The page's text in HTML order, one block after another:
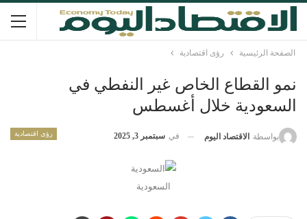
الصفحة الرئيسية رؤى اقتصادية
نمو القطاع الخاص غير النفطي في
السعودية خلال أغسطس
رؤى اقتصادية بواسطة الاقتصاد اليوم في سبتمبر 3, 2025
السعودية